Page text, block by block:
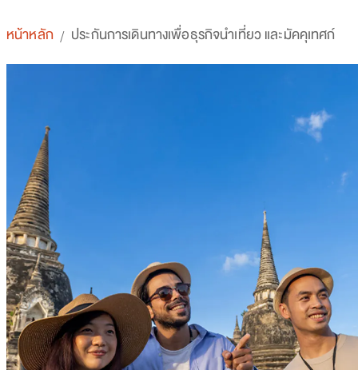
หน้าหลัก / ประกันการเดินทางเพื่อธุรกิจนำเที่ยว และมัคคุเทศก์